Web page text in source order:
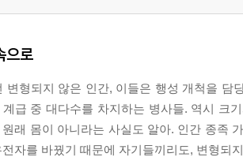
으로
변형되지 않은 인간, 이들은 행성 개척을
계급 중 대다수를 차지하는 병사들. 역시 크
원래 몸이 아니라는 사실도 알아. 인간 종족
전자를 바꿨기 때문에 자기들끼리도, 변형되